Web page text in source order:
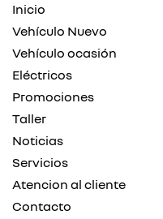
Inicio
Vehículo Nuevo
Vehículo ocasión
Eléctricos
Promociones
Taller
Noticias
Servicios
Atencion al cliente
Contacto